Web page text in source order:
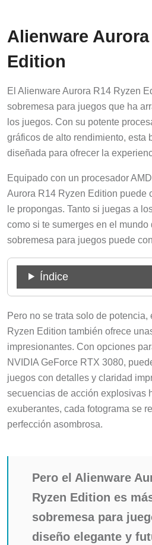
Alienware Aurora
Edition
El Alienware Aurora R14 Ryzen
sobremesa para juegos que ha
los juegos. Con su potente
gráficos de alto rendimiento, esta
diseñada para ofrecer la
Equipado con un procesador
Aurora R14 Ryzen Edition puede
le propongas. Tanto si juegas a
como si te sumerges en el
sobremesa para juegos puede
Índice
Pero no se trata solo de
Ryzen Edition también ofrece
impresionantes. Con opciones
NVIDIA GeForce RTX 3080,
juegos con detalles y claridad
secuencias de acción explosivas
exuberantes, cada fotograma se
perfección asombrosa.
Pero el Alienware
Ryzen Edition es
sobremesa para
diseño elegante y